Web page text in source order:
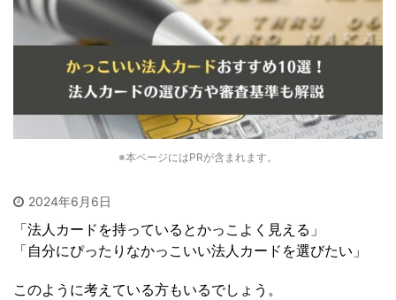
※本ページにはPRが含まれます。
2024年6月6日
「法人カードを持っているとかっこよく見える」
「自分にぴったりなかっこいい法人カードを選びたい」
このように考えている方もいるでしょう。